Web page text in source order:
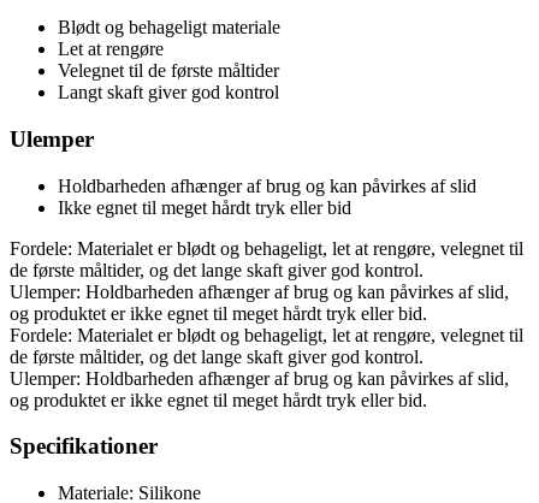
Blødt og behageligt materiale
Let at rengøre
Velegnet til de første måltider
Langt skaft giver god kontrol
Ulemper
Holdbarheden afhænger af brug og kan påvirkes af slid
Ikke egnet til meget hårdt tryk eller bid
Fordele: Materialet er blødt og behageligt, let at rengøre, velegnet til
de første måltider, og det lange skaft giver god kontrol.
Ulemper: Holdbarheden afhænger af brug og kan påvirkes af slid,
og produktet er ikke egnet til meget hårdt tryk eller bid.
Fordele: Materialet er blødt og behageligt, let at rengøre, velegnet til
de første måltider, og det lange skaft giver god kontrol.
Ulemper: Holdbarheden afhænger af brug og kan påvirkes af slid,
og produktet er ikke egnet til meget hårdt tryk eller bid.
Specifikationer
Materiale: Silikone